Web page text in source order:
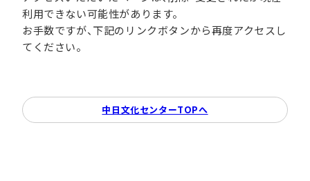
利用できない可能性があります。
お手数ですが、下記のリンクボタンから再度アクセスし
てください。
中日文化センターTOPへ